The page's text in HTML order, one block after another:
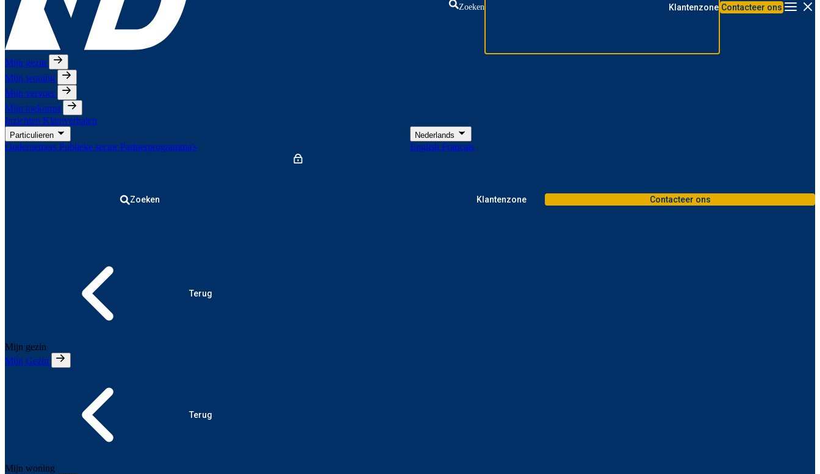
Zoeken Klantenzone Contacteer ons
Mijn gezin
Mijn woning
Mijn vervoer
Mijn toekomst
Inzichten Klantverhalen
Particulieren
Ondernemers Publieke sectorPartnerprogramma's
Nederlands
English Français
Zoeken Klantenzone Contacteer ons
Terug
Mijn gezin
Mijn Gezin
Terug
Mijn woning